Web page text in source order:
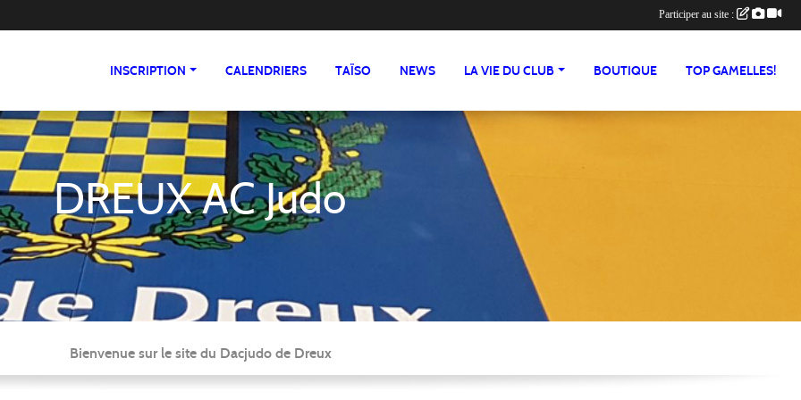
INSCRIPTION CALENDRIERS TAÏSO NEWS LA VIE DU CLUB BOUTIQUE TOP GAMELLES!
DREUX AC Judo
Bienvenue sur le site du Dacjudo de Dreux
Participer au site :